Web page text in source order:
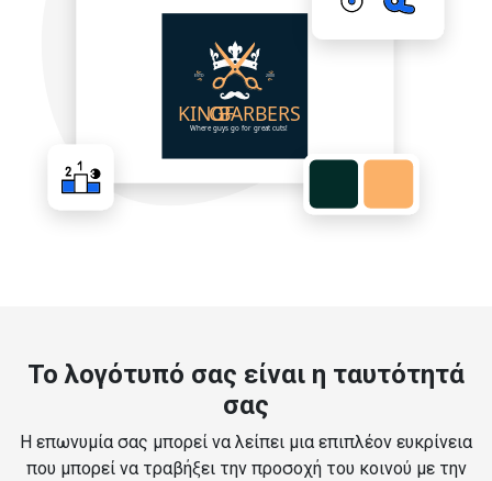
Το λογότυπό σας είναι η ταυτότητά
σας
Η επωνυμία σας μπορεί να λείπει μια επιπλέον ευκρίνεια
που μπορεί να τραβήξει την προσοχή του κοινού με την